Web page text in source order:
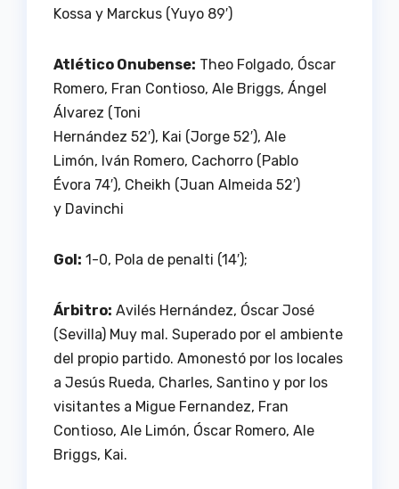
Kossa y Marckus (Yuyo 89′)
Atlético Onubense: Theo Folgado, Óscar
Romero, Fran Contioso, Ale Briggs, Ángel
Álvarez (Toni
Hernández 52′), Kai (Jorge 52′), Ale
Limón, Iván Romero, Cachorro (Pablo
Évora 74′), Cheikh (Juan Almeida 52′)
y Davinchi
Gol: 1-0, Pola de penalti (14′);
Árbitro: Avilés Hernández, Óscar José
(Sevilla) Muy mal. Superado por el ambiente
del propio partido. Amonestó por los locales
a Jesús Rueda, Charles, Santino y por los
visitantes a Migue Fernandez, Fran
Contioso, Ale Limón, Óscar Romero, Ale
Briggs, Kai.